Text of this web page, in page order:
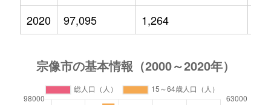
2020
97,095 1,264